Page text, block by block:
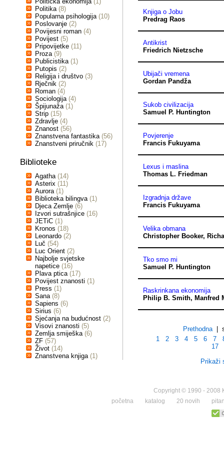
Politika (8)
Popularna psihologija (10)
Poslovanje (2)
Povijesni roman (4)
Povijest (5)
Pripovijetke (11)
Proza (9)
Publicistika (1)
Putopis (2)
Religija i društvo (3)
Rječnik (2)
Roman (4)
Sociologija (4)
Špijunaža (1)
Strip (15)
Zdravlje (4)
Znanost (56)
Znanstvena fantastika (56)
Znanstveni priručnik (17)
Biblioteke
Agatha (14)
Asterix (11)
Aurora (1)
Biblioteka bilingva (1)
Djeca Zemlje (6)
Izvori sutrašnjice (16)
JETiC (1)
Kronos (18)
Leonardo (2)
Luč (54)
Luc Orient (2)
Najbolje svjetske
napetice (16)
Plava ptica (17)
Povijest znanosti (1)
Press (1)
Sana (8)
Sapiens (6)
Sirius (6)
Sjećanja na budućnost (2)
Visovi znanosti (5)
Zemlja smiješka (6)
ZF (57)
Život (14)
Znanstvena knjiga (1)
Knjiga o Jobu
Predrag Raos
Antikrist
Friedrich Nietzsche
Ubijači vremena
Gordan Pandža
Sukob civilizacija
Samuel P. Huntington
Povjerenje
Francis Fukuyama
Lexus i maslina
Thomas L. Friedman
Izgradnja države
Francis Fukuyama
Velika obmana
Christopher Booker,
Tko smo mi
Samuel P. Huntington
Raskrinkana ekonomija
Philip B. Smith, Manfred
Prethodna|
1
2 3 4 5 6 7
17
Prikaži
Copyright © 1990 - 2008
početna
katalog 20 novih